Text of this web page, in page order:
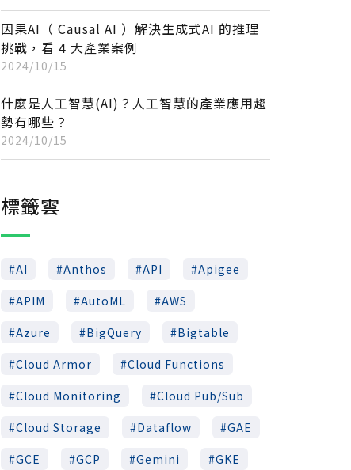
因果AI（ Causal AI ）解決生成式AI 的推理
挑戰，看 4 大產業案例
2024/10/15
什麼是人工智慧(AI)？人工智慧的產業應用趨
勢有哪些？
2024/10/15
標籤雲
AI Anthos API
Apigee
APIM
AutoML
AWS
Azure
BigQuery
Bigtable
Cloud Armor
Cloud Functions
Cloud Monitoring
Cloud Pub/Sub
Cloud Storage
Dataflow
GAE
GCE
GCP Gemini
GKE